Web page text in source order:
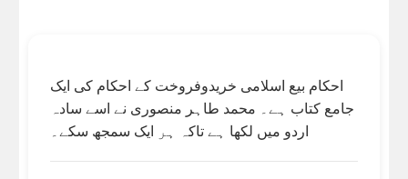
احکام بیع اسلامی خریدوفروخت کے احکام کی ایک
جامع کتاب ہے۔ محمد طاہر منصوری نے اسے سادہ
اردو میں لکھا ہے تاکہ ہر ایک سمجھ سکے۔